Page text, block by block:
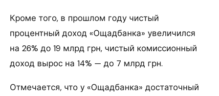
Кроме того, в прошлом году чистый
процентный доход «Ощадбанка» увеличился
на 26% до 19 млрд грн, чистый комиссионный
доход вырос на 14% — до 7 млрд грн.
Отмечается, что у «Ощадбанка» достаточный